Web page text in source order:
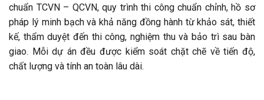
chuẩn TCVN – QCVN, quy trình thi công chuẩn chỉnh, hồ sơ
pháp lý minh bạch và khả năng đồng hành từ khảo sát, thiết
kế, thẩm duyệt đến thi công, nghiệm thu và bảo trì sau bàn
giao. Mỗi dự án đều được kiểm soát chặt chẽ về tiến độ,
chất lượng và tính an toàn lâu dài.